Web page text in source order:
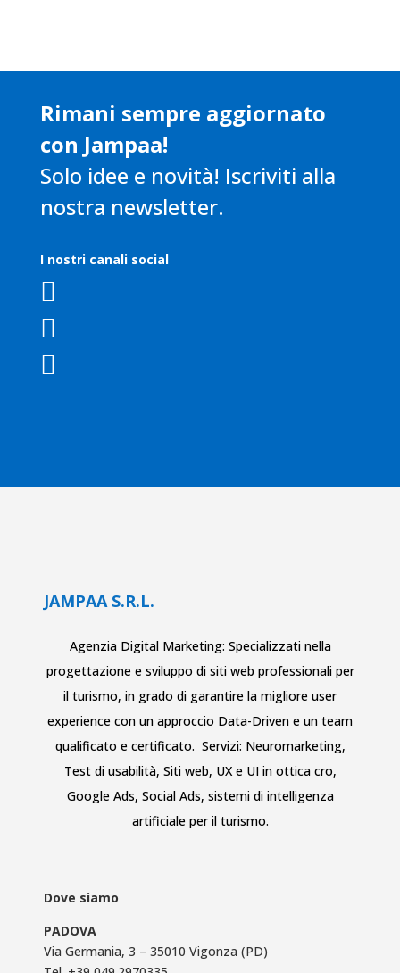
Rimani sempre aggiornato
con Jampaa!
Solo idee e novità! Iscriviti alla
nostra newsletter.
I nostri canali social



JAMPAA S.R.L.
Agenzia Digital Marketing: Specializzati nella
progettazione e sviluppo di siti web professionali per
il turismo, in grado di garantire la migliore user
experience con un approccio Data-Driven e un team
qualificato e certificato. Servizi: Neuromarketing,
Test di usabilità, Siti web, UX e UI in ottica cro,
Google Ads, Social Ads, sistemi di intelligenza
artificiale per il turismo.
Dove siamo
PADOVA
Via Germania, 3 – 35010 Vigonza (PD)